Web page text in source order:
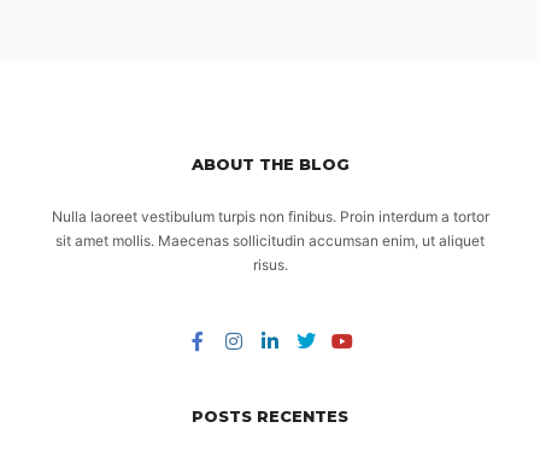
ABOUT THE BLOG
Nulla laoreet vestibulum turpis non finibus. Proin interdum a tortor
sit amet mollis. Maecenas sollicitudin accumsan enim, ut aliquet
risus.
POSTS RECENTES